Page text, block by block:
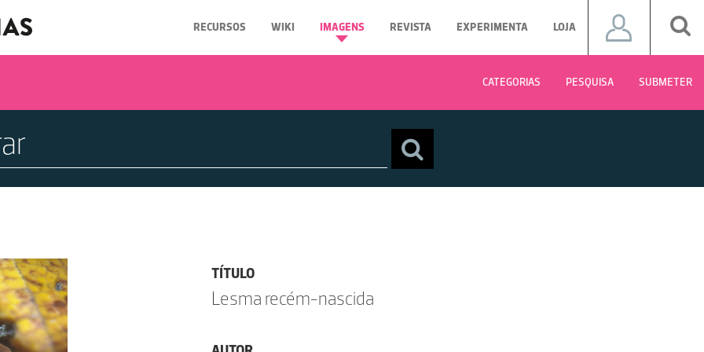
RECURSOS WIKI IMAGENS REVISTA EXPERIMENTA LOJA
CATEGORIAS PESQUISA SUBMETER
TÍTULO
Lesma recém-nascida